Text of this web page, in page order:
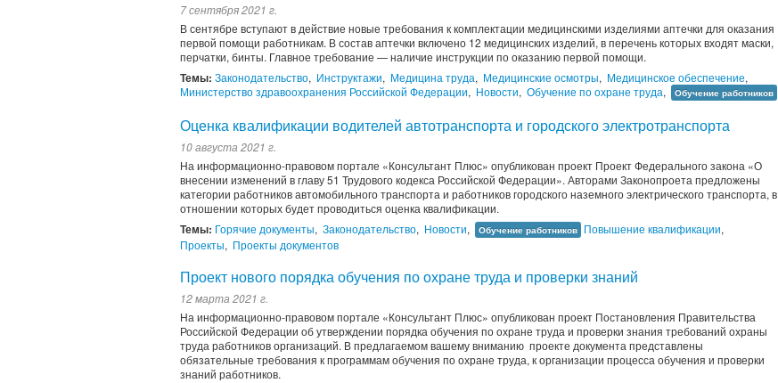
7 сентября 2021 г.
В сентябре вступают в действие новые требования к комплектации медицинскими изделиями аптечки для оказания
первой помощи работникам. В состав аптечки включено 12 медицинских изделий, в перечень которых входят маски,
перчатки, бинты. Главное требование — наличие инструкции по оказанию первой помощи.
Темы: Законодательство, Инструктажи, Медицина труда, Медицинские осмотры, Медицинское обеспечение,
Министерство здравоохранения Российской Федерации, Новости, Обучение по охране труда, Обучение работников
Оценка квалификации водителей автотранспорта и городского электротранспорта
10 августа 2021 г.
На информационно-правовом портале «Консультант Плюс» опубликован проект Проект Федерального закона «О
внесении изменений в главу 51 Трудового кодекса Российской Федерации». Авторами Законопроета предложены
категории работников автомобильного транспорта и работников городского наземного электрического транспорта, в
отношении которых будет проводиться оценка квалификации.
Темы: Горячие документы, Законодательство, Новости, Обучение работников Повышение квалификации,
Проекты, Проекты документов
Проект нового порядка обучения по охране труда и проверки знаний
12 марта 2021 г.
На информационно-правовом портале «Консультант Плюс» опубликован проект Постановления Правительства
Российской Федерации об утверждении порядка обучения по охране труда и проверки знания требований охраны
труда работников организаций. В предлагаемом вашему вниманию проекте документа представлены
обязательные требования к программам обучения по охране труда, к организации процесса обучения и проверки
знаний работников.